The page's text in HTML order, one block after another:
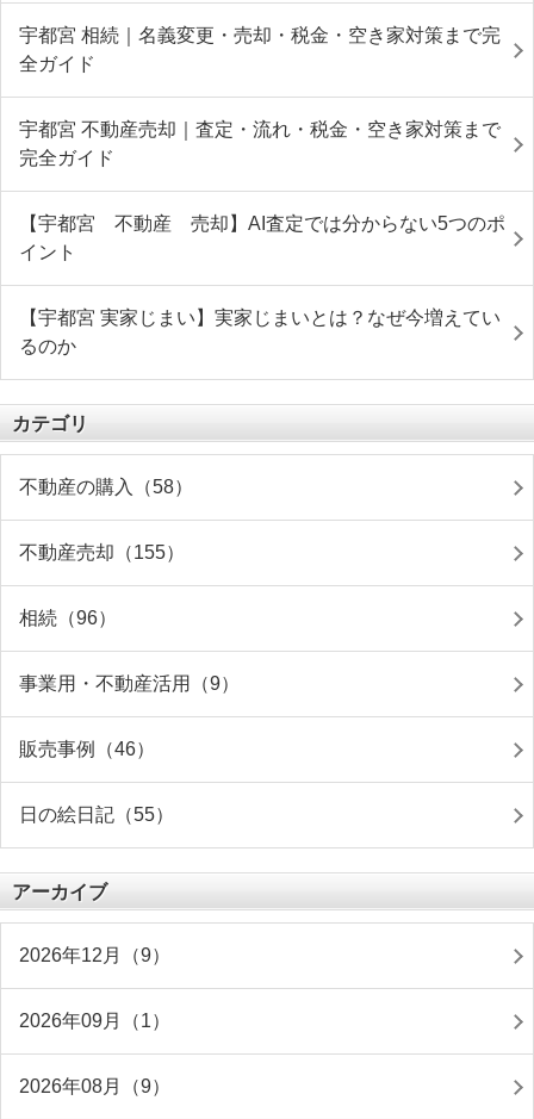
宇都宮 相続｜名義変更・売却・税金・空き家対策まで完
全ガイド
宇都宮 不動産売却｜査定・流れ・税金・空き家対策まで
完全ガイド
【宇都宮 不動産 売却】AI査定では分からない5つのポ
イント
【宇都宮 実家じまい】実家じまいとは？なぜ今増えてい
るのか
カテゴリ
不動産の購入（58）
不動産売却（155）
相続（96）
事業用・不動産活用（9）
販売事例（46）
日の絵日記（55）
アーカイブ
2026年12月（9）
2026年09月（1）
2026年08月（9）